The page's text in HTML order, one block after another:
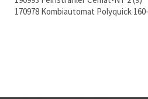
170978 Kombiautomat Polyquick